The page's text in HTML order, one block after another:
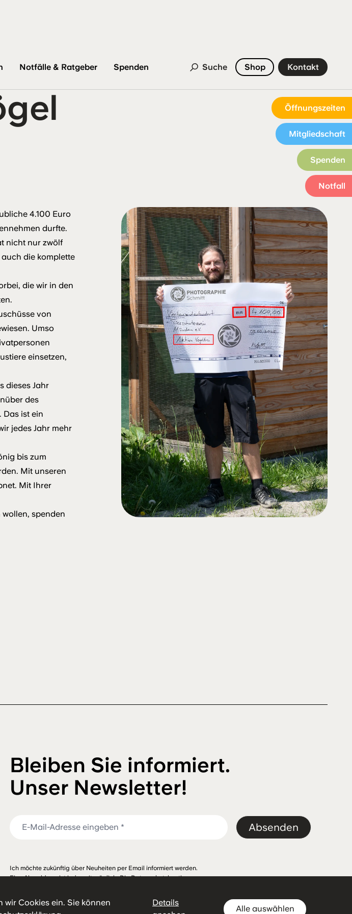
wir Cookies ein. Sie können
Details
Alle auswählen
Öffnungszeiten
Mitgliedschaft
Spenden
Notfall
Notfälle & Ratgeber Spenden Suche Shop Kontakt
4.100 Euro
durfte.
nicht nur zwölf
die komplette
die wir in den
von
Umso
einsetzen,
dieses Jahr
des
Das ist ein
jedes Jahr mehr
bis zum
Mit unseren
Mit Ihrer
spenden
Bleiben Sie informiert.
Unser Newsletter!
Absenden
Ich möchte zukünftig über Neuheiten per Email informiert werden.
Eine Abmeldung ist jederzeit möglich. DieDatenschutzbestimmungen